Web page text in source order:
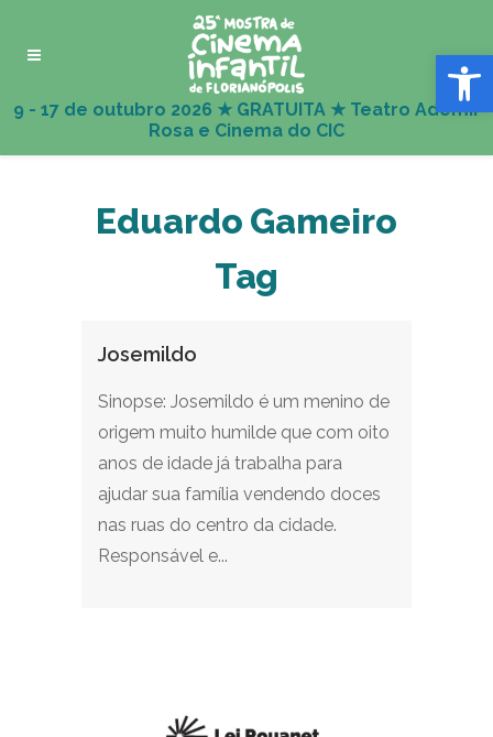
Abrir
Eduardo Gameiro
Tag
Josemildo
Sinopse: Josemildo é um menino de
origem muito humilde que com oito
anos de idade já trabalha para
ajudar sua família vendendo doces
nas ruas do centro da cidade.
Responsável e...